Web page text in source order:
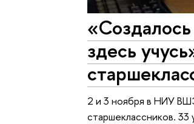
здесь
2 и 3 ноября в НИУ
старшеклассников.